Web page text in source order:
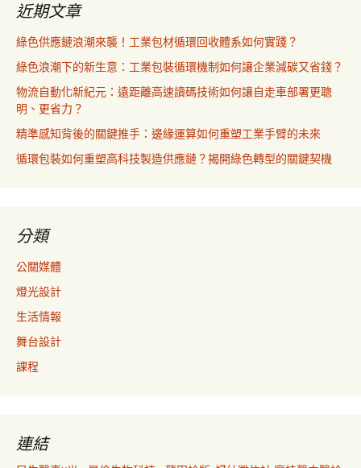
近期文章
綠色供應鏈浪潮來襲！工業包材循環回收體系如何實踐？
綠色浪潮下的新生意：工業包裝循環機制如何讓企業減碳又省錢？
物流自動化新紀元：遠距離高速讀碼技術如何讓自走車部署更聰
明、更省力？
精準感知背後的關鍵推手：邊緣運算如何重塑工業手臂的未來
循環包裝如何重塑高科技製造供應鏈？揭開綠色轉型的關鍵契機
分類
公關媒體
燈光設計
生活情報
舞台設計
課程
連結